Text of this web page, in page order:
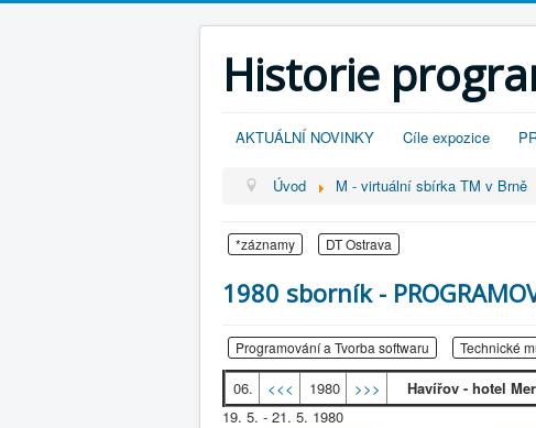
Historie
AKTUÁLNÍ NOVINKY Cíle expozice
Úvod M - virtuální sbírka TM v Brně
*záznamy DT Ostrava
1980 sborník -
Programování a Tvorba softwaru Technické
06. <<< 1980 >>> Havířov - hotel
19. 5. - 21. 5. 1980